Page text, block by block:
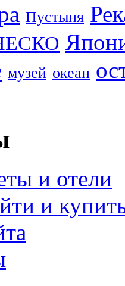
Пустыня
музей океан
и отели
и